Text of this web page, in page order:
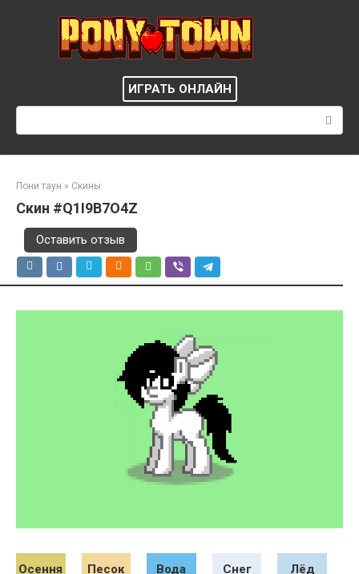
ИГРАТЬ ОНЛАЙН
Пони таун » Скины
Скин #Q1I9B7O4Z
Оставить отзыв
Осення
Песок Вода Снег Лёд